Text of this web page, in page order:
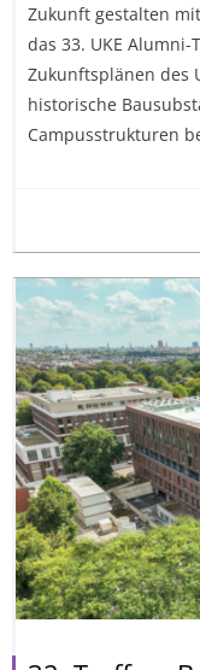
Zukunft gestalten
das 33. UKE
Zukunftsplänen des
historische
Campusstrukturen